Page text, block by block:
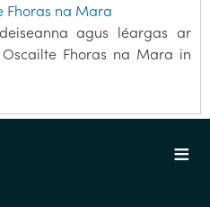
Fhoras na Mara
agus léargas ar
Fhoras na Mara in